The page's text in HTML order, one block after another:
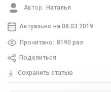
Автор: Наталья
Актуально на 08.03.2019
Прочитано: 8190 раз
Поделиться
Сохранить статью